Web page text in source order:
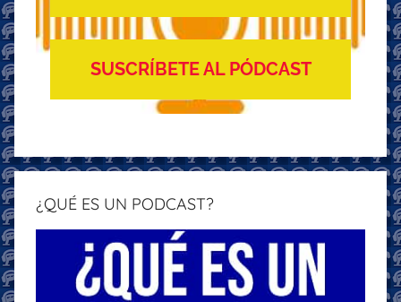
SUSCRÍBETE AL PÓDCAST
¿QUÉ ES UN PODCAST?